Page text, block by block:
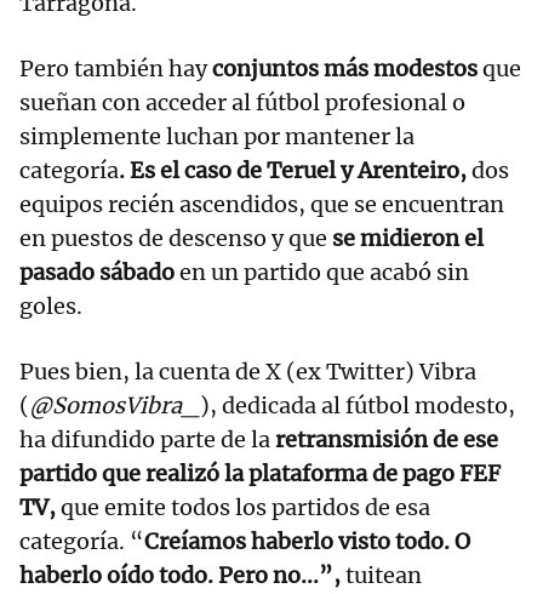
Pero también hayconjuntos más modestosque
sueñan con acceder al fútbol profesional o
simplemente luchan por mantener la
categoría. Es el caso de Teruel y Arenteiro,dos
equipos recién ascendidos, que se encuentran
en puestos de descenso y que se midieron el
pasado sábadoen un partido que acabó sin
goles.
Pues bien, la cuenta de X (ex Twitter) Vibra
(@SomosVibra_ ), dedicada al fútbol modesto,
ha difundido parte de laretransmisión de ese
partido que realizó la plataforma de pago FEF
TV,que emite todos los partidos de esa
categoría. “Creíamos haberlo visto todo. O
haberlo oído todo. Pero no...”,tuitean